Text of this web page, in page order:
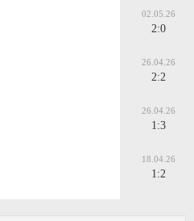
02.05.26
2:0
26.04.26
2:2
26.04.26
1:3
18.04.26
1:2